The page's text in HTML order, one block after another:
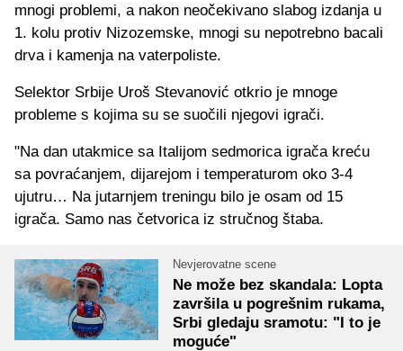
mnogi problemi, a nakon neočekivano slabog izdanja u
1. kolu protiv Nizozemske, mnogi su nepotrebno bacali
drva i kamenja na vaterpoliste.
Selektor Srbije Uroš Stevanović otkrio je mnoge
probleme s kojima su se suočili njegovi igrači.
"Na dan utakmice sa Italijom sedmorica igrača kreću
sa povraćanjem, dijarejom i temperaturom oko 3-4
ujutru… Na jutarnjem treningu bilo je osam od 15
igrača. Samo nas četvorica iz stručnog štaba.
Nevjerovatne scene
Ne može bez skandala: Lopta
završila u pogrešnim rukama,
Srbi gledaju sramotu: "I to je
moguće"